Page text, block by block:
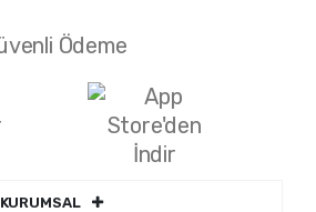
KURUMSAL